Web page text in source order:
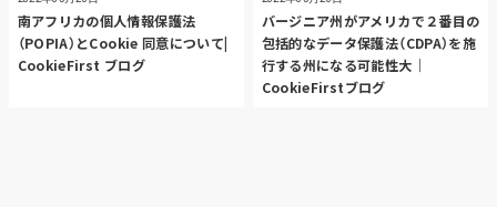
南アフリカの個人情報保護法
（POPIA）とCookie 同意について|
CookieFirst ブログ
バージニア州がアメリカで２番目の
包括的なデータ保護法（CDPA）を施
行する州になる可能性大｜
CookieFirstブログ